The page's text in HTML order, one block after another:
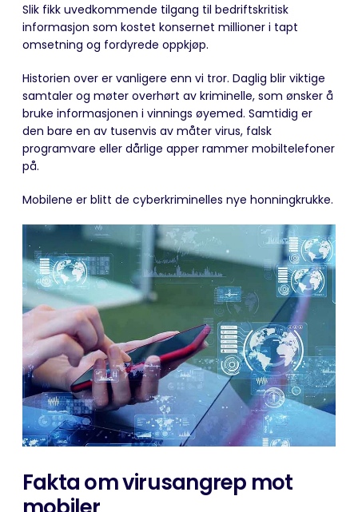
Slik fikk uvedkommende tilgang til bedriftskritisk
informasjon som kostet konsernet millioner i tapt
omsetning og fordyrede oppkjøp.
Historien over er vanligere enn vi tror. Daglig blir viktige
samtaler og møter overhørt av kriminelle, som ønsker å
bruke informasjonen i vinnings øyemed. Samtidig er
den bare en av tusenvis av måter virus, falsk
programvare eller dårlige apper rammer mobiltelefoner
på.
Mobilene er blitt de cyberkriminelles nye honningkrukke.
Fakta om virusangrep mot